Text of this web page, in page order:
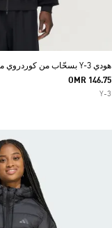
هودي Y-3 بسحّاب من كوردروي مخملي
OMR 146.75
Y-3